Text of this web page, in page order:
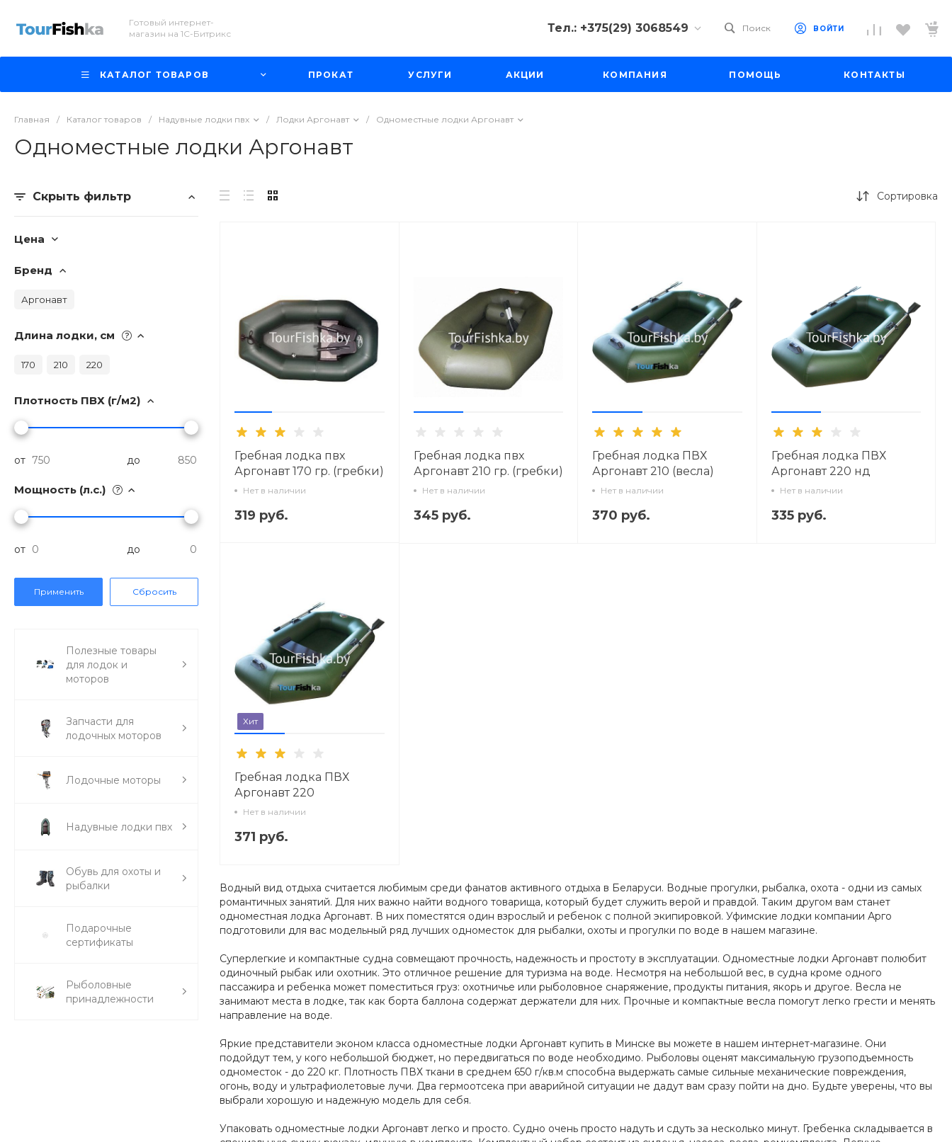
Готовый интернет-
магазин на 1С-Битрикс
Тел.: +375(29) 3068549
Минск, Пр-д
Поиск ВОЙТИ
КАТАЛОГ ТОВАРОВ ПРОКАТ УСЛУГИ АКЦИИ КОМПАНИЯ ПОМОЩЬ КОНТАКТЫ
Главная / Каталог товаров / Надувные лодки пвх / Лодки Аргонавт / Одноместные лодки Аргонавт
Одноместные лодки Аргонавт
Скрыть фильтр
Цена
Бренд
Аргонавт
Длина лодки, см
170 210 220
Плотность ПВХ (г/м2)
от до
Мощность (л.с.)
от до
Полезные товары
для лодок и
моторов
Запчасти для
лодочных моторов
Лодочные моторы
Надувные лодки пвх
Обувь для охоты и
рыбалки
Подарочные
сертификаты
Рыболовные
принадлежности
Сортировка
Гребная лодка пвх
Аргонавт 170 гр. (гребки)
Нет в наличии
319 руб.
Гребная лодка пвх
Аргонавт 210 гр. (гребки)
Нет в наличии
345 руб.
Гребная лодка ПВХ
Аргонавт 210 (весла)
Нет в наличии
370 руб.
Гребная лодка ПВХ
Аргонавт 220 нд
(надувное дно)
Нет в наличии
335 руб.
Хит
Гребная лодка ПВХ
Аргонавт 220
Нет в наличии
371 руб.
Водный вид отдыха считается любимым среди фанатов активного отдыха в Беларуси. Водные прогулки, рыбалка, охота - одни из самых
романтичных занятий. Для них важно найти водного товарища, который будет служить верой и правдой. Таким другом вам станет
одноместная лодка Аргонавт. В них поместятся один взрослый и ребенок с полной экипировкой. Уфимские лодки компании Арго
подготовили для вас модельный ряд лучших одноместок для рыбалки, охоты и прогулки по воде в нашем магазине.
Суперлегкие и компактные судна совмещают прочность, надежность и простоту в эксплуатации. Одноместные лодки Аргонавт полюбит
одиночный рыбак или охотник. Это отличное решение для туризма на воде. Несмотря на небольшой вес, в судна кроме одного
пассажира и ребенка может поместиться груз: охотничье или рыболовное снаряжение, продукты питания, якорь и другое. Весла не
занимают места в лодке, так как борта баллона содержат держатели для них. Прочные и компактные весла помогут легко грести и менять
направление на воде.
Яркие представители эконом класса одноместные лодки Аргонавт купить в Минске вы можете в нашем интернет-магазине. Они
подойдут тем, у кого небольшой бюджет, но передвигаться по воде необходимо. Рыболовы оценят максимальную грузоподъемность
одноместок - до 220 кг. Плотность ПВХ ткани в среднем 650 г/кв.м способна выдержать самые сильные механические повреждения,
огонь, воду и ультрафиолетовые лучи. Два гермоотсека при аварийной ситуации не дадут вам сразу пойти на дно. Будьте уверены, что вы
выбрали хорошую и надежную модель для себя.
Упаковать одноместные лодки Аргонавт легко и просто. Судно очень просто надуть и сдуть за несколько минут. Гребенка складывается в